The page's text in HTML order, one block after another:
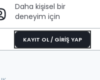
Daha kişisel bir
deneyim için
KAYIT OL / GİRİŞ YAP